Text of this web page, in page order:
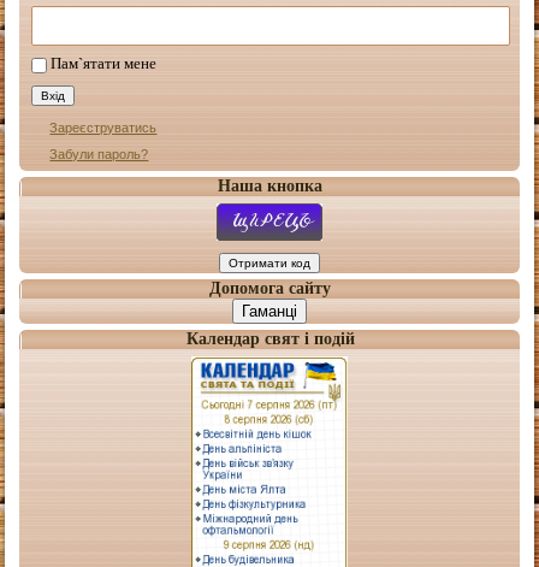
Пам`ятати мене
Зареєструватись
Забули пароль?
Наша кнопка
Допомога сайту
Гаманці
Календар свят і подій